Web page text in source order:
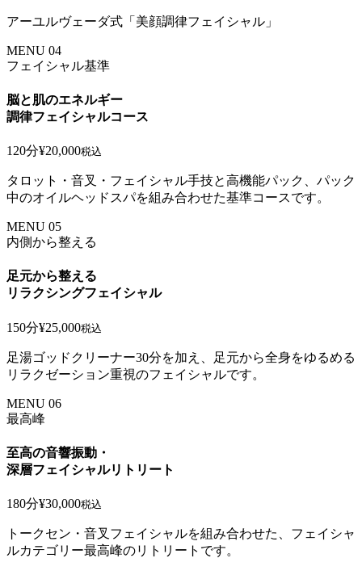
アーユルヴェーダ式「美顔調律フェイシャル」
MENU 04
フェイシャル基準
脳と肌のエネルギー
調律フェイシャルコース
120分¥20,000税込
タロット・音叉・フェイシャル手技と高機能パック、パック
中のオイルヘッドスパを組み合わせた基準コースです。
MENU 05
内側から整える
足元から整える
リラクシングフェイシャル
150分¥25,000税込
足湯ゴッドクリーナー30分を加え、足元から全身をゆるめる
リラクゼーション重視のフェイシャルです。
MENU 06
最高峰
至高の音響振動・
深層フェイシャルリトリート
180分¥30,000税込
トークセン・音叉フェイシャルを組み合わせた、フェイシャ
ルカテゴリー最高峰のリトリートです。